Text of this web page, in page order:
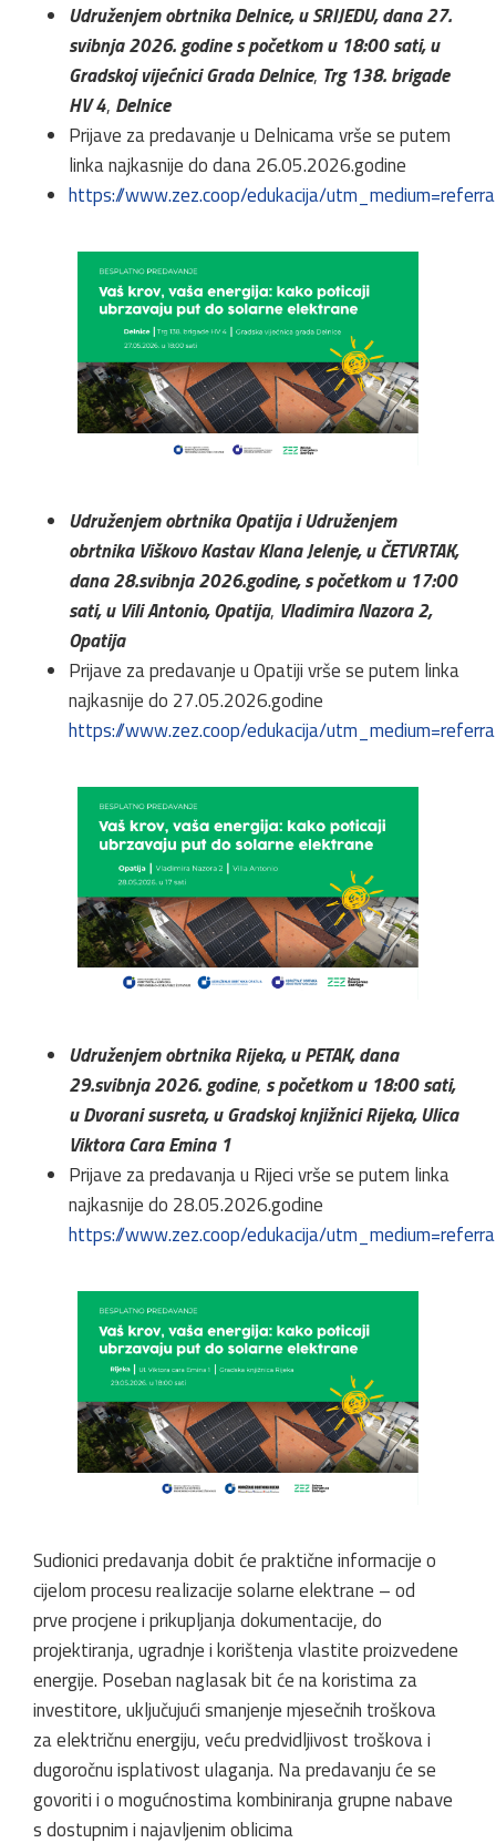
Udruženjem obrtnika Delnice, u SRIJEDU, dana 27.
svibnja 2026. godine s početkom u 18:00 sati, u
Gradskoj vijećnici Grada Delnice, Trg 138. brigade
HV 4, Delnice
Prijave za predavanje u Delnicama vrše se putem
linka najkasnije do dana 26.05.2026.godine
https://www.zez.coop/edukacija/
Udruženjem obrtnika Opatija i Udruženjem
obrtnika Viškovo Kastav Klana Jelenje, u ČETVRTAK,
dana 28.svibnja 2026.godine, s početkom u 17:00
sati, u Vili Antonio, Opatija, Vladimira Nazora 2,
Opatija
Prijave za predavanje u Opatiji vrše se putem linka
najkasnije do 27.05.2026.godine
https://www.zez.coop/edukacija/
Udruženjem obrtnika Rijeka, u PETAK, dana
29.svibnja 2026. godine, s početkom u 18:00 sati,
u Dvorani susreta, u Gradskoj knjižnici Rijeka, Ulica
Viktora Cara Emina 1
Prijave za predavanja u Rijeci vrše se putem linka
najkasnije do 28.05.2026.godine
https://www.zez.coop/edukacija/
Sudionici predavanja dobit će praktične informacije o
cijelom procesu realizacije solarne elektrane – od
prve procjene i prikupljanja dokumentacije, do
projektiranja, ugradnje i korištenja vlastite proizvedene
energije. Poseban naglasak bit će na koristima za
investitore, uključujući smanjenje mjesečnih troškova
za električnu energiju, veću predvidljivost troškova i
dugoročnu isplativost ulaganja. Na predavanju će se
govoriti i o mogućnostima kombiniranja grupne nabave
s dostupnim i najavljenim oblicima